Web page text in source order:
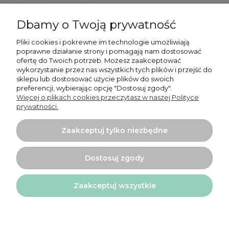
O nas
Projekt i wykonanie:Ecommercy.pl
Pokaż pełną wersję strony
Sklep internetowy Shoper.pl
Dbamy o Twoją prywatność
Pliki cookies i pokrewne im technologie umożliwiają
poprawne działanie strony i pomagają nam dostosować
ofertę do Twoich potrzeb. Możesz zaakceptować
wykorzystanie przez nas wszystkich tych plików i przejść do
sklepu lub dostosować użycie plików do swoich
preferencji, wybierając opcję "Dostosuj zgody".
Więcej o plikach cookies przeczytasz w naszej Polityce
prywatności.
Zaakceptuj tylko niezbędne
Dostosuj zgody
Zaakceptuj wszystkie